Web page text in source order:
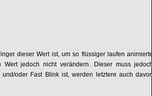
dieser Wert ist, um so flüssiger laufen animierte
jedoch nicht verändern. Dieser muss jedoch
oder Fast Blink ist, werden letztere auch davon